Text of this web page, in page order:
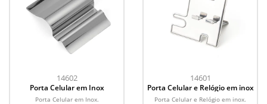
14602
Porta Celular em Inox
Porta Celular em Inox.
14601
Porta Celular e Relógio em inox
Porta Celular e Relógio em inox.